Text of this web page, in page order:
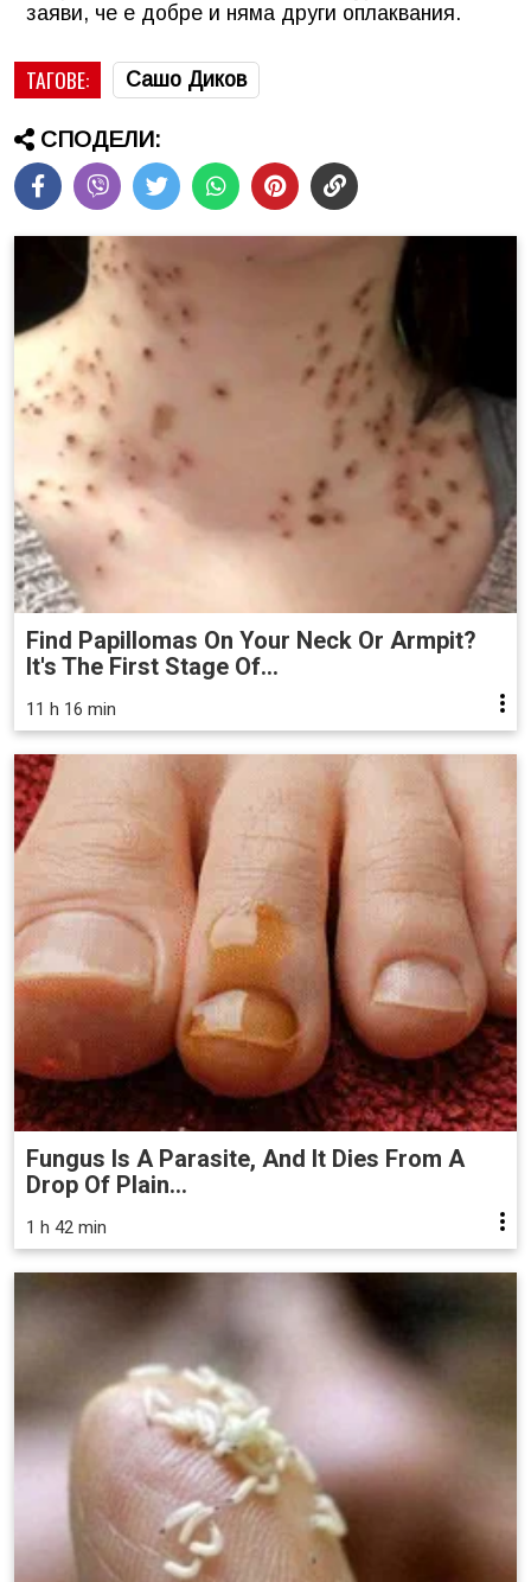
заяви, че е добре и няма други оплаквания.
ТАГОВЕ: Сашо Диков
СПОДЕЛИ:
Find Papillomas On Your Neck Or Armpit?
It's The First Stage Of...
11 h 16 min
Fungus Is A Parasite, And It Dies From A
Drop Of Plain...
1 h 42 min